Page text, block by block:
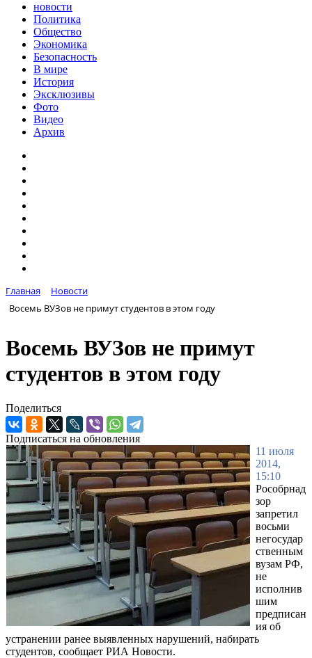
новости
Политика
Общество
Экономика
Безопасность
В мире
История
Эксклюзивы
Фото
Видео
Архив
Главная
Новости
Восемь ВУЗов не примут студентов в этом году
Восемь ВУЗов не примут
студентов в этом году
Поделиться
Подписаться на обновления
11 июля
2014,
15:10
Рособрнад
зор
запретил
восьми
негосудар
ственным
вузам РФ,
не
исполнив
шим
предписан
ия об
устранении ранее выявленных нарушений, набирать
студентов, сообщает РИА Новости.